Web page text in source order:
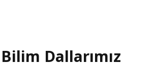
Dallarımız